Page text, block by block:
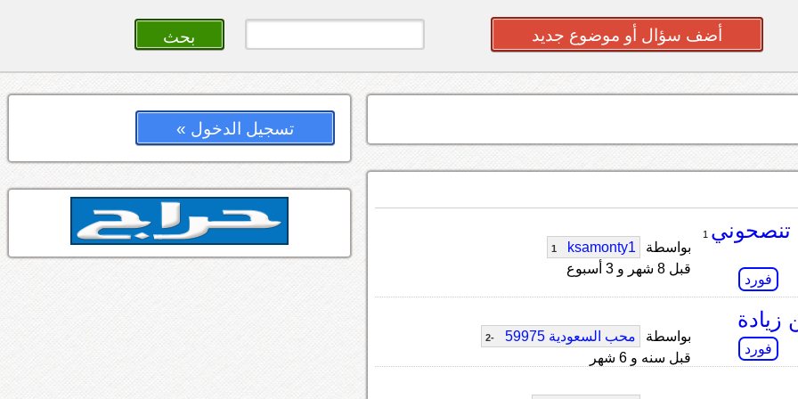
أضف سؤال أو موضوع جديد
1
فورد
بواسطة ksamonty1
1
قبل 8 شهر و 3 أسبوع
زيادة
فورد
بواسطة محب السعودية 59975 -2
قبل سنه و 6 شهر
تسجيل الدخول »